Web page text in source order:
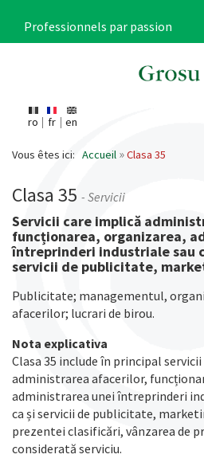
contenu
Professionnels par passion
ro fr en
Main
navigation
Vous êtes ici: Accueil Clasa 35
Clasa 35 - Servicii
Servicii care implică
funcționarea, organizarea,
întreprinderi industriale sau
servicii de publicitate,
Publicitate; managementul,
afacerilor; lucrari de birou.
Nota explicativa
Clasa 35 include în principal
administrarea afacerilor,
administrarea unei întreprinderi
ca și servicii de publicitate,
prezentei clasificări, vânzarea de
considerată serviciu.